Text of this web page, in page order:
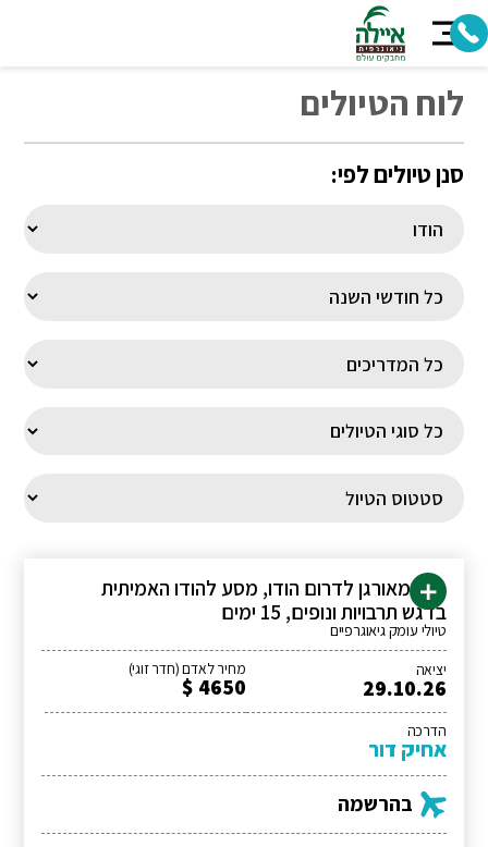
לוח הטיולים
סנן טיולים לפי:
טיול מאורגן לדרום הודו, מסע להודו האמיתית
בדגש תרבויות ונופים, 15 ימים
טיולי עומק גיאוגרפיים
יציאה
29.10.26
מחיר לאדם (חדר זוגי)
4650 $
הדרכה
אחיק דור
בהרשמה